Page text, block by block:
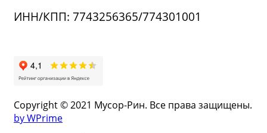
ИНН/КПП: 7743256365/774301001
Copyright © 2021 Мусор-Рин. Все права защищены.
by WPrime